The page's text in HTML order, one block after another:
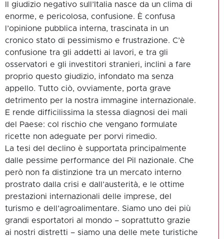
Il giudizio negativo sull’Italia nasce da un clima di
enorme, e pericolosa, confusione. È confusa
l’opinione pubblica interna, trascinata in un
cronico stato di pessimismo e frustrazione. C’è
confusione tra gli addetti ai lavori, e tra gli
osservatori e gli investitori stranieri, inclini a fare
proprio questo giudizio, infondato ma senza
appello. Tutto ciò, ovviamente, porta grave
detrimento per la nostra immagine internazionale.
E rende difficilissima la stessa diagnosi dei mali
del Paese: col rischio che vengano formulate
ricette non adeguate per porvi rimedio.
La tesi del declino è supportata principalmente
dalle pessime performance del Pil nazionale. Che
però non fa distinzione tra un mercato interno
prostrato dalla crisi e dall’austerità, e le ottime
prestazioni internazionali delle imprese, del
turismo e dell’agroalimentare. Siamo uno dei più
grandi esportatori al mondo – soprattutto grazie
ai nostri distretti – siamo una delle mete turistiche